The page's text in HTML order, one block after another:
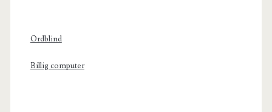
Ordblind
Billig computer